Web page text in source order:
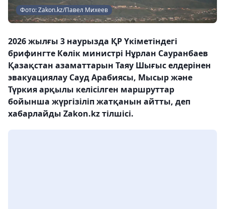
Фото: Zakon.kz/Павел Михеев
2026 жылғы 3 наурызда ҚР Үкіметіндегі
брифингте Көлік министрі Нұрлан Сауранбаев
Қазақстан азаматтарын Таяу Шығыс елдерінен
эвакуациялау Сауд Арабиясы, Мысыр және
Түркия арқылы келісілген маршруттар
бойынша жүргізіліп жатқанын айтты, деп
хабарлайды Zakon.kz тілшісі.